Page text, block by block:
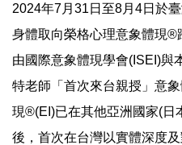
2024年7月31日至8月4日於
身體取向榮格心理意象體現®
由國際意象體現學會(ISEI)與
特老師「首次來台親授」意
現®(EI)已在其他亞洲國家(日
後，首次在台灣以實體深度